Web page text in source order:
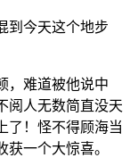
到今天这个地步
，难道被他说中
阅人无数简直没天
了！怪不得顾海当
一个大惊喜。